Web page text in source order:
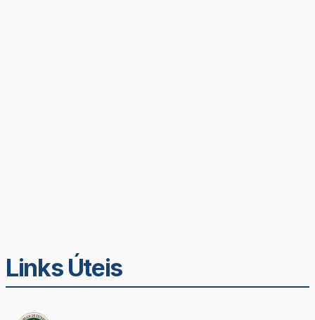
Links Úteis